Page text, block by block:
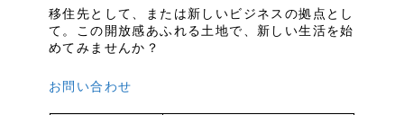
移住先として、または新しいビジネスの拠点とし
て。この開放感あふれる土地で、新しい生活を始
めてみませんか？
お問い合わせ